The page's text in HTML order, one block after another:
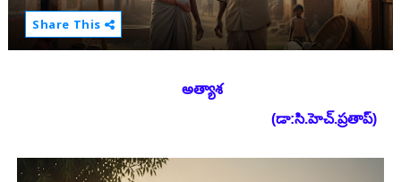
Share This
అత్యాశ
(డా:సి.హెచ్.ప్రతాప్)